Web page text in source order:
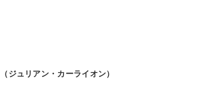
ジュリアン・カーライオン）